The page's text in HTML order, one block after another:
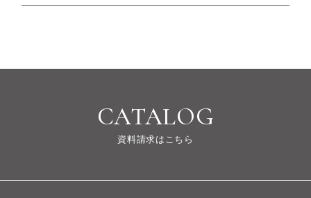
CATALOG
資料請求はこちら